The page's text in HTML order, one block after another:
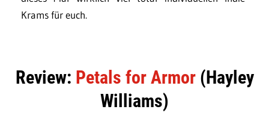
Krams für euch.
Review: Petals for Armor(Hayley
Williams)